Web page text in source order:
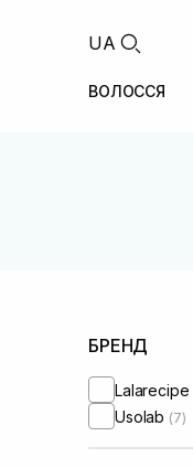
UA
ВОЛОССЯ
БРЕНД
Lalarecipe
Usolab (7)